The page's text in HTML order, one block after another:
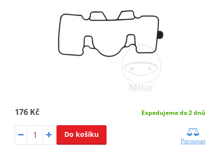
176 Kč Expedujeme do 2 dnů
Do košíku
Porovnat